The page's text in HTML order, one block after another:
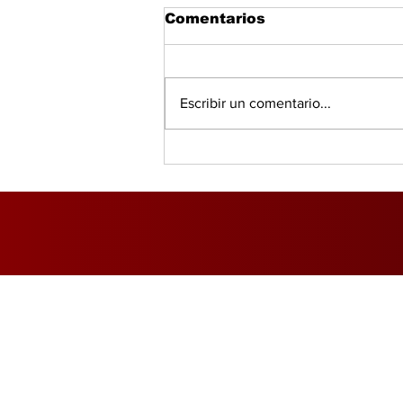
operativo y bajo nivel
Comentarios
Escribir un comentario...